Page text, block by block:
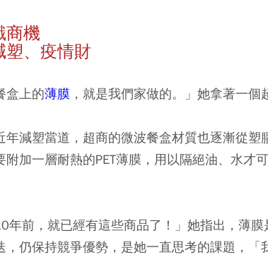
商機
塑、疫情財
盒上的薄膜 ，就是我們家做的。」她拿著一個
年減塑當道，超商的微波餐盒材質也逐漸從
附加一層耐熱的PET薄膜，用以隔絕油、水才
年前，就已經有這些商品了！」她指出，薄
，仍保持競爭優勢，是她一直思考的課題，